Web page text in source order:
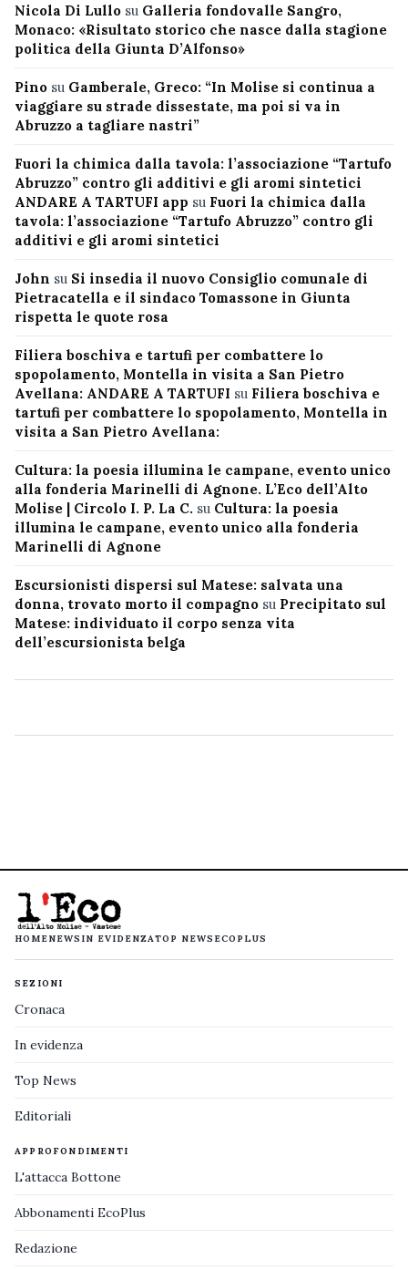
Nicola Di Lullo su Galleria fondovalle Sangro,
Monaco: «Risultato storico che nasce dalla stagione
politica della Giunta D’Alfonso»
Pino su Gamberale, Greco: “In Molise si continua a
viaggiare su strade dissestate, ma poi si va in
Abruzzo a tagliare nastri”
Fuori la chimica dalla tavola: l’associazione “Tartufo
Abruzzo” contro gli additivi e gli aromi sintetici
ANDARE A TARTUFI app su Fuori la chimica dalla
tavola: l’associazione “Tartufo Abruzzo” contro gli
additivi e gli aromi sintetici
John su Si insedia il nuovo Consiglio comunale di
Pietracatella e il sindaco Tomassone in Giunta
rispetta le quote rosa
Filiera boschiva e tartufi per combattere lo
spopolamento, Montella in visita a San Pietro
Avellana: ANDARE A TARTUFI su Filiera boschiva e
tartufi per combattere lo spopolamento, Montella in
visita a San Pietro Avellana:
Cultura: la poesia illumina le campane, evento unico
alla fonderia Marinelli di Agnone. L’Eco dell’Alto
Molise | Circolo I. P. La C. su Cultura: la poesia
illumina le campane, evento unico alla fonderia
Marinelli di Agnone
Escursionisti dispersi sul Matese: salvata una
donna, trovato morto il compagno su Precipitato sul
Matese: individuato il corpo senza vita
dell’escursionista belga
HOMENEWS IN EVIDENZATOP NEWS ECOPLUS
SEZIONI
Cronaca
In evidenza
Top News
Editoriali
APPROFONDIMENTI
L'attacca Bottone
Abbonamenti EcoPlus
Redazione